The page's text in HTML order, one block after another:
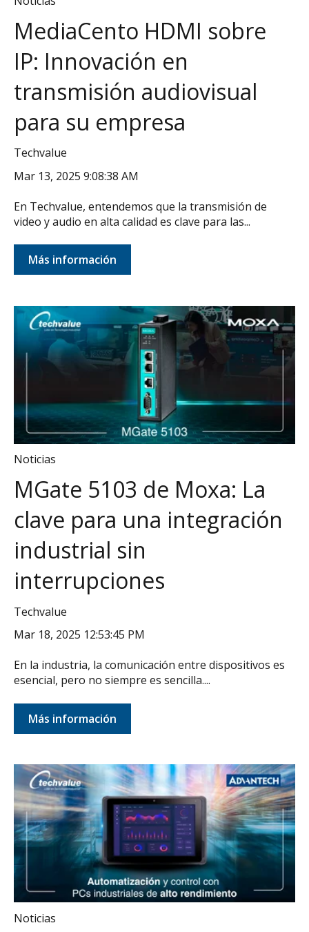
MediaCento HDMI sobre
IP: Innovación en
transmisión audiovisual
para su empresa
Techvalue
Mar 13, 2025 9:08:38 AM
En Techvalue, entendemos que la transmisión de
video y audio en alta calidad es clave para las...
Más información
Noticias
MGate 5103 de Moxa: La
clave para una integración
industrial sin
interrupciones
Techvalue
Mar 18, 2025 12:53:45 PM
En la industria, la comunicación entre dispositivos es
esencial, pero no siempre es sencilla....
Más información
Noticias